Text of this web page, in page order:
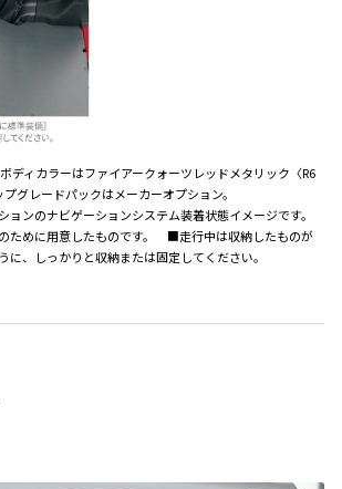
ディカラーはファイアークォーツレッドメタリック〈R6
グレードパックはメーカーオプション。
ンのナビゲーションシステム装着状態イメージです。
ために用意したものです。 ■走行中は収納したものが
に、しっかりと収納または固定してください。